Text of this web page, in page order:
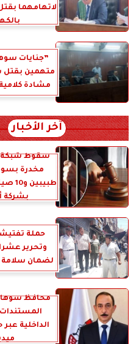
لاتهامهما
متهمين
مشادة
آخر الأخبار
سقوط شبكة
مخدرة
بشركة
حملة
وتحرير
لضمان سلامة
محافظ
المستندات
الداخلية